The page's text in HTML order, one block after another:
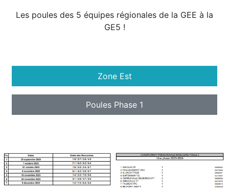
Les poules des 5 équipes régionales de la GEE à la
GE5 !
Zone Est
Poules Phase 1